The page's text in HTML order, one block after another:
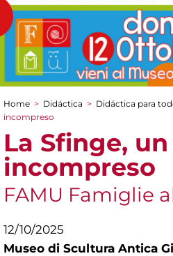
You are here
Home > Didáctica > Didáctica para
incompreso
La Sfinge,
incompreso
FAMU Famiglie
12/10/2025
Museo di Scultura Antica